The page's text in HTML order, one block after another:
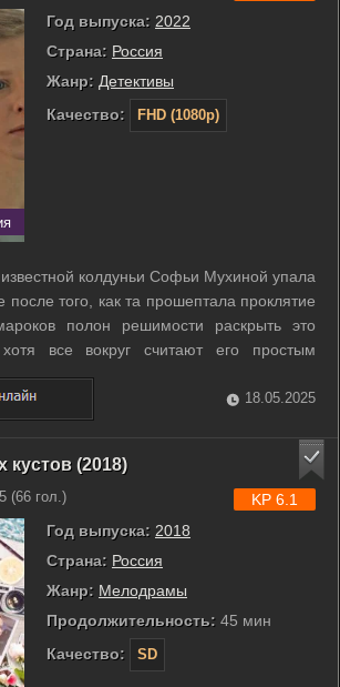
Год выпуска: 2022
Страна: Россия
Жанр: Детективы
Качество:
FHD (1080p)
колдуньи Софьи Мухиной упала
после того, как та прошептала проклятие
полон решимости раскрыть это
все вокруг считают его простым
18.05.2025
(2018)
(66 гол.)
Год выпуска: 2018
Страна: Россия
Жанр: Мелодрамы
Продолжительность: 45 мин
Качество:
SD
KP 6.1